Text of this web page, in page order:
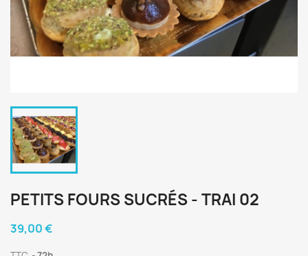
PETITS FOURS SUCRÉS - TRAI 02
39,00 €